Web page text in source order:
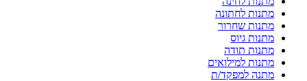
מתנות לחתונה
מתנות שחרור
מתנות גיוס
מתנות תודה
מתנות למילואים
מתנה למפקד/ת